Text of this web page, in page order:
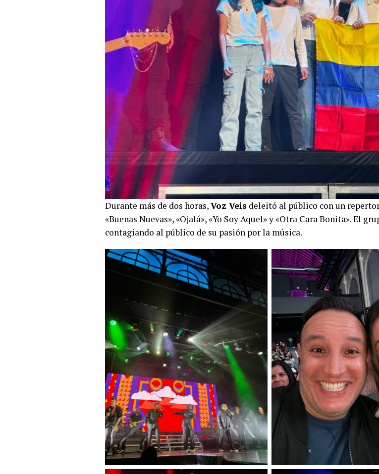
Durante más de dos horas,Voz Veis deleitó al público con un
«Buenas Nuevas», «Ojalá», «Yo Soy Aquel» y «Otra Cara Bonita». El
contagiando al público de su pasión por la música.
Sin leyenda Sin leyenda